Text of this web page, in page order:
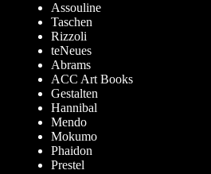
Assouline
Taschen
Rizzoli
teNeues
Abrams
ACC Art Books
Gestalten
Hannibal
Mendo
Mokumo
Phaidon
Prestel